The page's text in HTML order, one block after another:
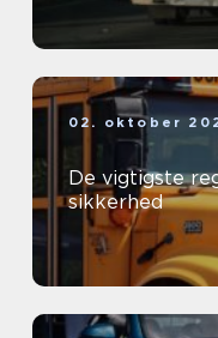
02. oktober
De vigtigste
sikkerhed